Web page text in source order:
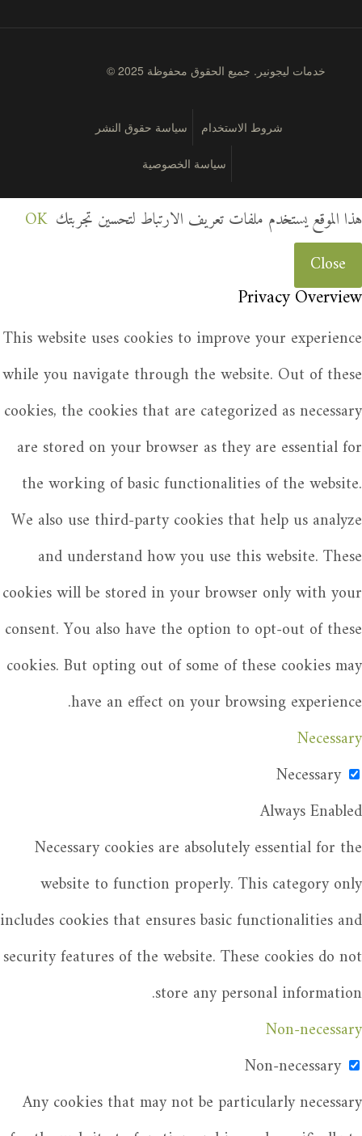
© 2025 خدمات ليجونير. جميع الحقوق محفوظة
شروط الاستخدام سياسة حقوق النشر
سياسة الخصوصية
هذا الموقع يستخدم ملفات تعريف الارتباط لتحسين تجربتك OK
Close
Privacy Overview
This website uses cookies to improve your experience
while you navigate through the website. Out of these
cookies, the cookies that are categorized as necessary
are stored on your browser as they are essential for
the working of basic functionalities of the website.
We also use third-party cookies that help us analyze
and understand how you use this website. These
cookies will be stored in your browser only with your
consent. You also have the option to opt-out of these
cookies. But opting out of some of these cookies may
have an effect on your browsing experience.
Necessary
Necessary
Always Enabled
Necessary cookies are absolutely essential for the
website to function properly. This category only
includes cookies that ensures basic functionalities and
security features of the website. These cookies do not
store any personal information.
Non-necessary
Non-necessary
Any cookies that may not be particularly necessary